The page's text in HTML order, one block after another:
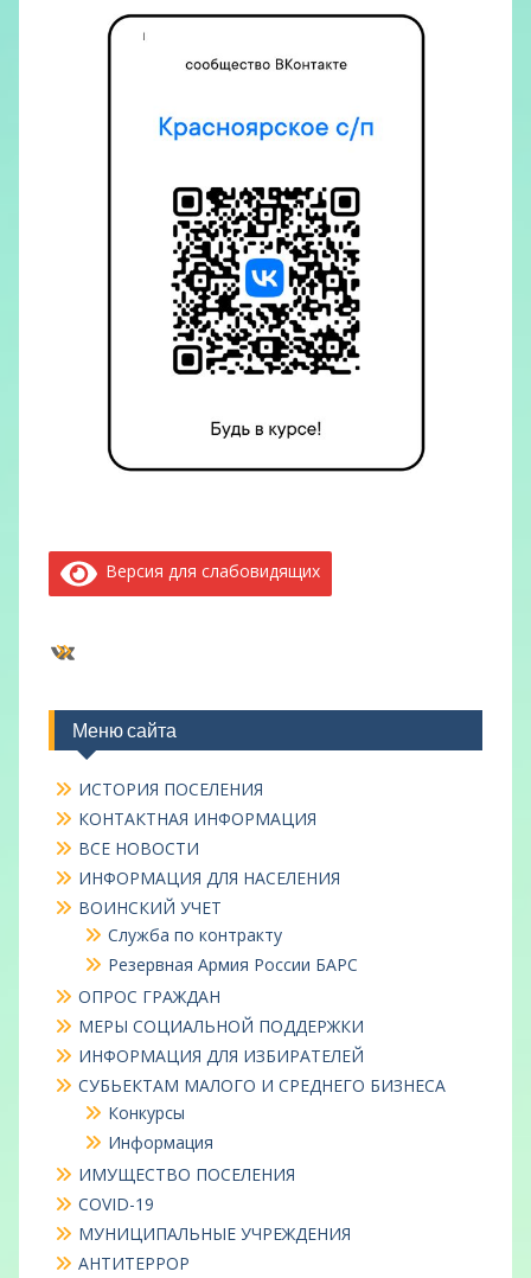
Версия для слабовидящих
ВКонтакте
Меню сайта
ИСТОРИЯ ПОСЕЛЕНИЯ
КОНТАКТНАЯ ИНФОРМАЦИЯ
ВСЕ НОВОСТИ
ИНФОРМАЦИЯ ДЛЯ НАСЕЛЕНИЯ
ВОИНСКИЙ УЧЕТ
Служба по контракту
Резервная Армия России БАРС
ОПРОС ГРАЖДАН
МЕРЫ СОЦИАЛЬНОЙ ПОДДЕРЖКИ
ИНФОРМАЦИЯ ДЛЯ ИЗБИРАТЕЛЕЙ
СУБЬЕКТАМ МАЛОГО И СРЕДНЕГО БИЗНЕСА
Конкурсы
Информация
ИМУЩЕСТВО ПОСЕЛЕНИЯ
COVID-19
МУНИЦИПАЛЬНЫЕ УЧРЕЖДЕНИЯ
АНТИТЕРРОР